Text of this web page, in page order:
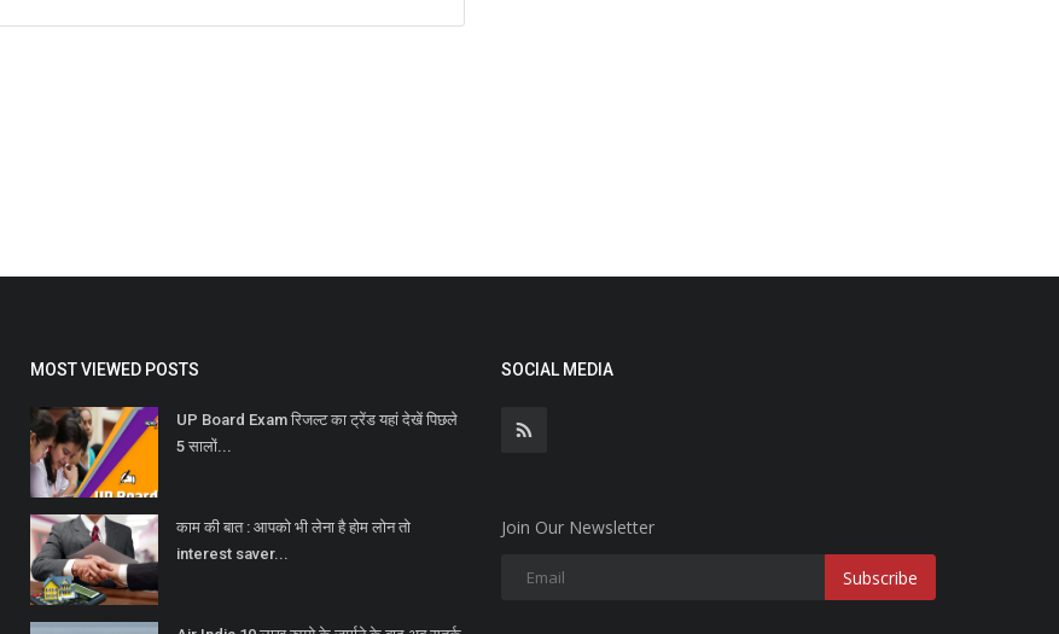
MOST VIEWED POSTS
UP Board Exam रिजल्ट का ट्रेंड यहां देखें पिछले
5 सालों...
काम की बात : आपको भी लेना है होम लोन तो
interest saver...
SOCIAL MEDIA
Join Our Newsletter
Subscribe